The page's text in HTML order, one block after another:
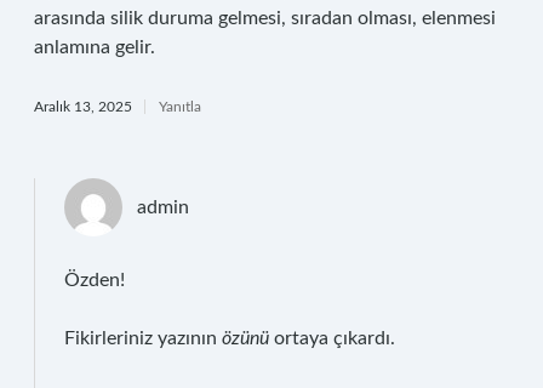
arasında silik duruma gelmesi, sıradan olması, elenmesi
anlamına gelir.
Aralık 13, 2025 Yanıtla
admin
Özden!
Fikirleriniz yazının özünü ortaya çıkardı.